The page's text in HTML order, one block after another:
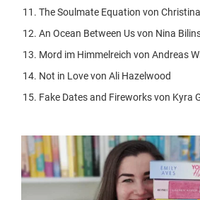
The Soulmate Equation von
An Ocean Between Us von Nina
Mord im Himmelreich von Andreas
Not in Love von Ali Hazelwood
Fake Dates and Fireworks von Kyra